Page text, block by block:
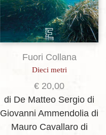
Fuori Collana
Dieci metri
€ 20,00
di De Matteo Sergio di
Giovanni Ammendolia di
Mauro Cavallaro di